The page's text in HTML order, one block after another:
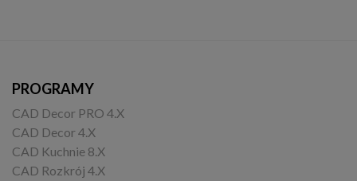
PROGRAMY
CAD Decor PRO 4.X
CAD Decor 4.X
CAD Kuchnie 8.X
CAD Rozkrój 4.X